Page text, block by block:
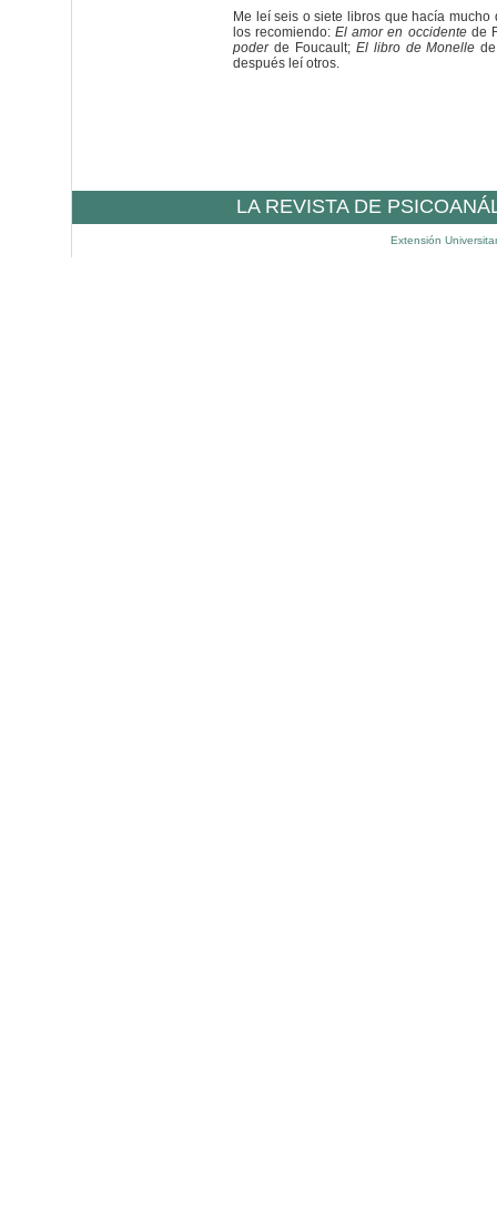
Me leí seis o siete libros que hacía mucho
los recomiendo:El amor en occidentede
poderde Foucault; El libro de Monelle
después leí otros.
LA REVISTA DE
Extensión